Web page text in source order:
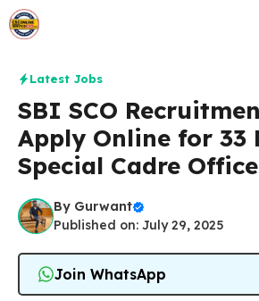
Skip
to
Latest Jobs
SBI SCO
Apply Online for 33
Special Cadre
By Gurwant
Published on: July 29, 2025
Join WhatsApp